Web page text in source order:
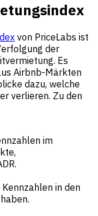
von PriceLabs ist
der
Es
Airbnb-Märkten
dazu, welche
verlieren. Zu den
im
Kennzahlen in den